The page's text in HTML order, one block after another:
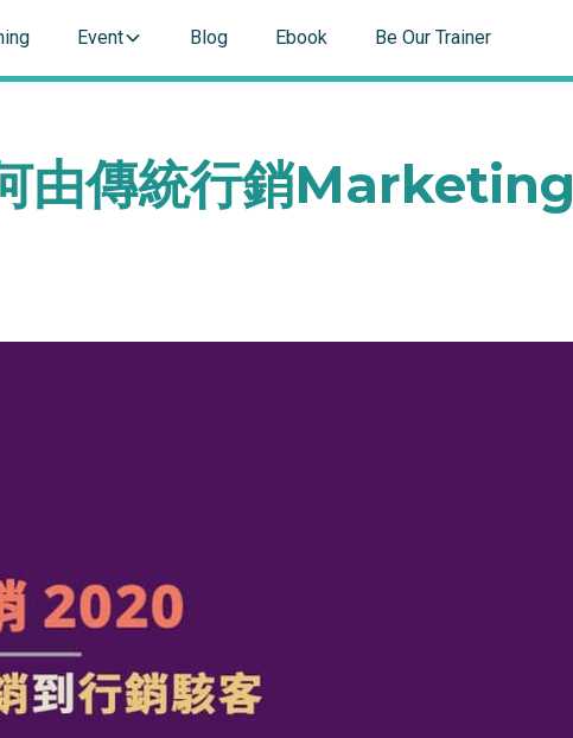
Event Blog Ebook Be Our Trainer
由傳統行銷Marketing